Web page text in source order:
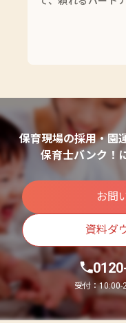
保育現場の採用・園
保育士バンク！
お問
資料ダ
受付：10:00-